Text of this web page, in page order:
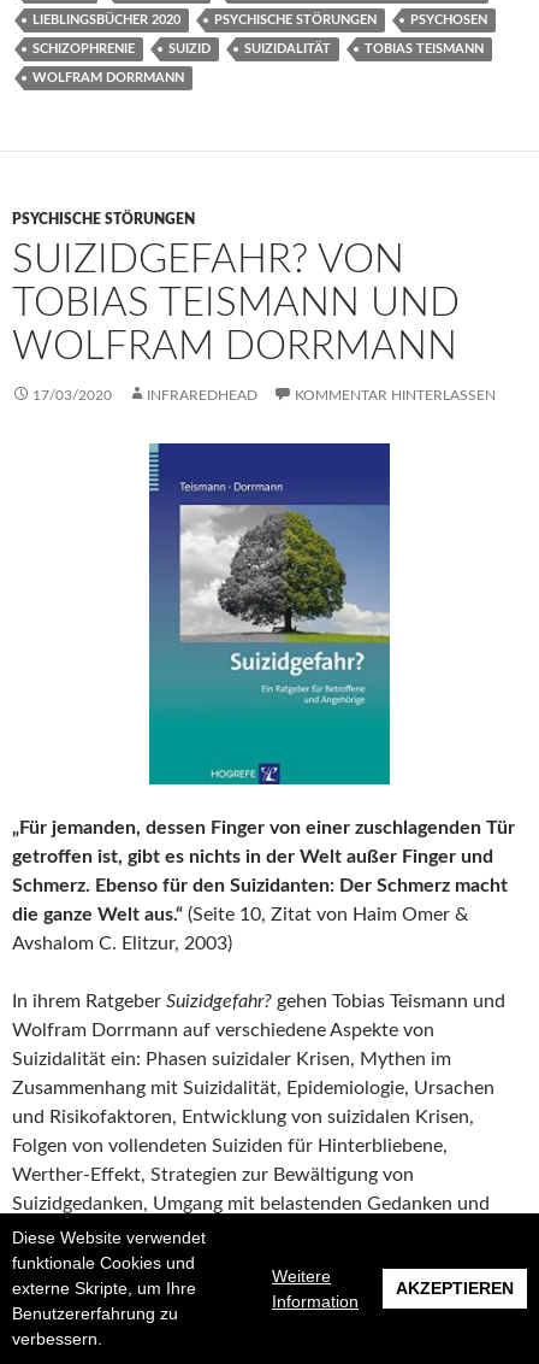
Diese Website verwendet
funktionale Cookies und
externe Skripte, um Ihre
Benutzererfahrung zu
verbessern.
Weitere
Information
AKZEPTIEREN
LIEBLINGSBÜCHER 2020 PSYCHISCHE STÖRUNGEN PSYCHOSEN
SCHIZOPHRENIE SUIZID SUIZIDALITÄT TOBIAS TEISMANN
WOLFRAM DORRMANN
PSYCHISCHE STÖRUNGEN
SUIZIDGEFAHR? VON
TOBIAS TEISMANN UND
WOLFRAM DORRMANN
17/03/2020 INFRAREDHEAD KOMMENTAR HINTERLASSEN
„Für jemanden, dessen Finger von einer zuschlagenden Tür
getroffen ist, gibt es nichts in der Welt außer Finger und
Schmerz. Ebenso für den Suizidanten: Der Schmerz macht
die ganze Welt aus.“ (Seite 10, Zitat von Haim Omer &
Avshalom C. Elitzur, 2003)
In ihrem Ratgeber Suizidgefahr? gehen Tobias Teismann und
Wolfram Dorrmann auf verschiedene Aspekte von
Suizidalität ein: Phasen suizidaler Krisen, Mythen im
Zusammenhang mit Suizidalität, Epidemiologie, Ursachen
und Risikofaktoren, Entwicklung von suizidalen Krisen,
Folgen von vollendeten Suiziden für Hinterbliebene,
Werther-Effekt, Strategien zur Bewältigung von
Suizidgedanken, Umgang mit belastenden Gedanken und
Überzeugungen, konkrete Strategien zur Ablenkung und
Erhöhen der eigenen Sicherheit, Erstellen eines Notfallplans,
Behandlung von Suizidalität, Tipps für Angehörige (z.B. wann
und wie man nach Suizidgedanken fragt sowie was man bei
akuter Suizidalität eines Angehörigen tut).